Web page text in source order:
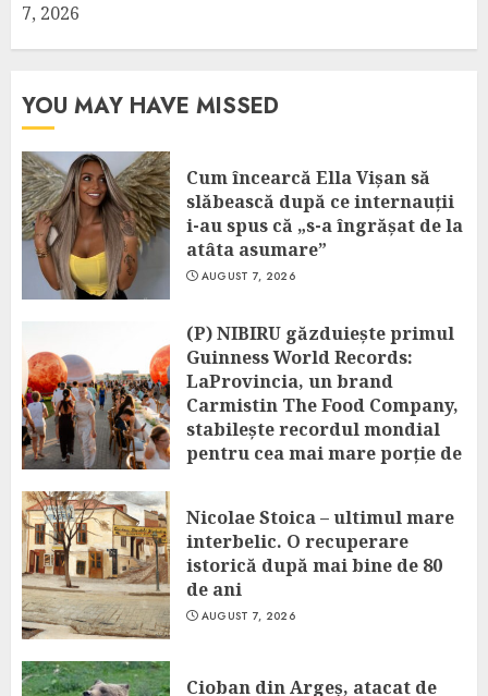
7, 2026
YOU MAY HAVE MISSED
Cum încearcă Ella Vișan să
slăbească după ce internauții
i-au spus că „s-a îngrășat de la
atâta asumare”
AUGUST 7, 2026
(P) NIBIRU găzduiește primul
Guinness World Records:
LaProvincia, un brand
Carmistin The Food Company,
stabilește recordul mondial
pentru cea mai mare porție de
AUGUST 7, 2026
Nicolae Stoica – ultimul mare
interbelic. O recuperare
istorică după mai bine de 80
de ani
AUGUST 7, 2026
Cioban din Argeș, atacat de